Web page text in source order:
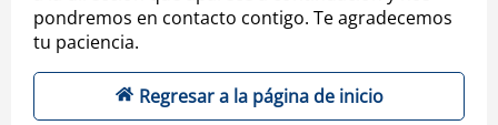
pondremos en contacto contigo. Te agradecemos
tu paciencia.
Regresar a la página de inicio